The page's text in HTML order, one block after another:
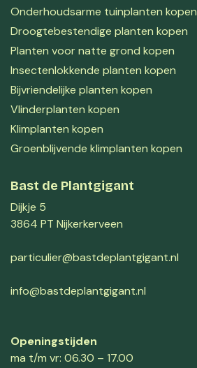
Onderhoudsarme tuinplanten kopen
Droogtebestendige planten kopen
Planten voor natte grond kopen
Insectenlokkende planten kopen
Bijvriendelijke planten kopen
Vlinderplanten kopen
Klimplanten kopen
Groenblijvende klimplanten kopen
Bast de Plantgigant
Dijkje 5
3864 PT Nijkerkerveen
particulier@bastdeplantgigant.nl
info@bastdeplantgigant.nl
Openingstijden
ma t/m vr: 06.30 – 17.00